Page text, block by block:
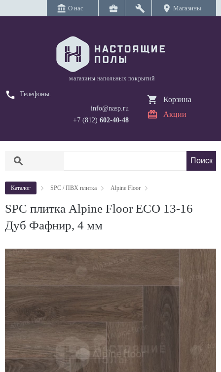
account_balance О нас business_center build location_on Магазины
магазины напольных покрытий
call
Телефоны:
info@nasp.ru
+7 (812) 602-40-48
Корзина
Акции
search
Каталог SPC / ПВХ плитка Alpine Floor
SPC плитка Alpine Floor ECO 13-16
Дуб Фафнир, 4 мм